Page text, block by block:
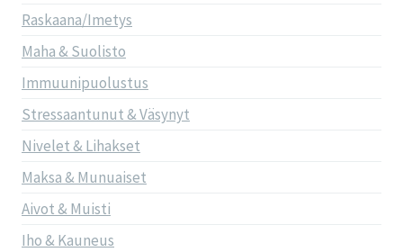
Raskaana/Imetys
Maha & Suolisto
Immuunipuolustus
Stressaantunut & Väsynyt
Nivelet & Lihakset
Maksa & Munuaiset
Aivot & Muisti
Iho & Kauneus